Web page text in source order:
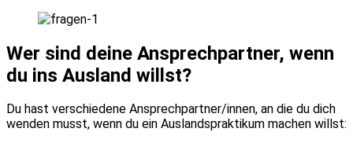
Wer sind deine Ansprechpartner, wenn
du ins Ausland willst?
Du hast verschiedene Ansprechpartner/innen, an die du dich
wenden musst, wenn du ein Auslandspraktikum machen willst: